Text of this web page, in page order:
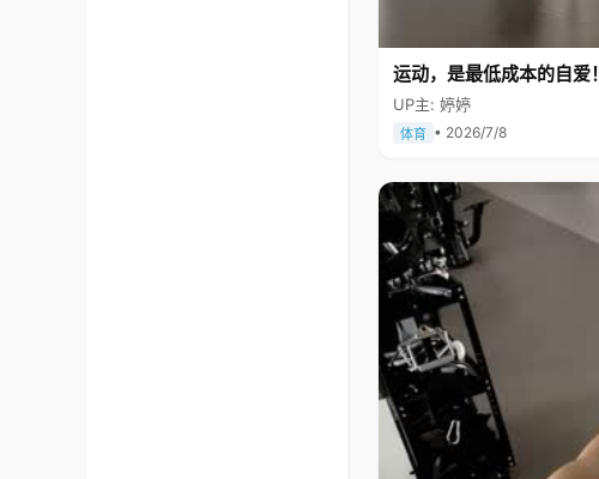
运动，是最低成本的自爱！
UP主: 婷婷
体育 • 2026/7/8